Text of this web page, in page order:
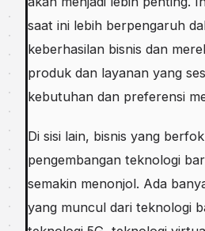
saat ini lebih berpengaruh
keberhasilan bisnis dan
produk dan layanan yang
kebutuhan dan preferensi
Di sisi lain, bisnis yang
pengembangan teknologi
semakin menonjol. Ada
yang muncul dari teknologi